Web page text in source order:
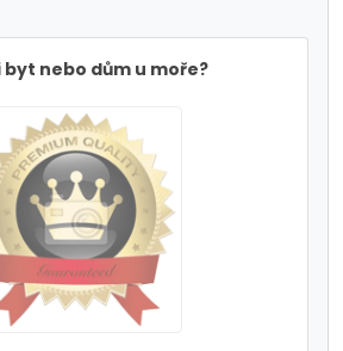
byt nebo dům u moře?